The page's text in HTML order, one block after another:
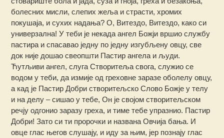
болесних мисли, слепих жеља и страсти, хромих
покушаја, и сухих надања? О, Витездо, Витездо, како си
универзална! У теби је некада ангел Божји вршио службу
пастира и спасавао једну по једну изгубљену овцу, све
док није дошао свеопшти Пастир ангела и људи.
Ћутљиви ангел, слуга Створитеља свога, служио се
водом у теби, да измије од греховне заразе оболелу овцу,
а кад је Пастир Добри створитељско Слово Божје у телу
и на делу – сишао у тебе, Он је својом створитељском
речју одгонио заразу греха, и тиме тебе упразнио. Пастир
Добри! Зато си ти пророчки и названа Овчија бања. И
овце глас његов слушају, и иду за њим, јер познају глас